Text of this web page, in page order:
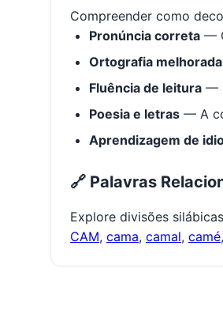
Compreender como
Pronúncia correta —
Ortografia melhorada
Fluência de leitura —
Poesia e letras — A
Aprendizagem de
🔗 Palavras
Explore divisões
CAM, cama, camal, camé,